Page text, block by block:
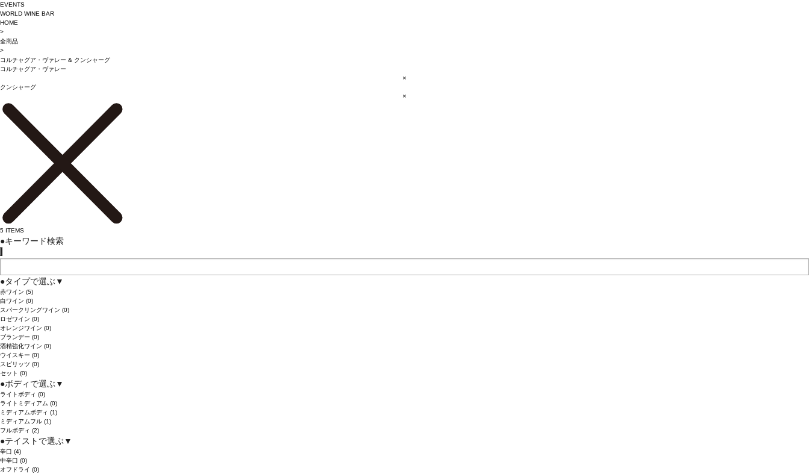
EVENTS
WORLD WINE BAR
HOME
>
全商品
>
コルチャグア・ヴァレー & クンシャーグ
コルチャグア・ヴァレー
×
クンシャーグ
×
5 ITEMS
●キーワード検索
●タイプで選ぶ ▼
赤ワイン (5)
白ワイン (0)
スパークリングワイン (0)
ロゼワイン (0)
オレンジワイン (0)
ブランデー (0)
酒精強化ワイン (0)
ウイスキー (0)
スピリッツ (0)
セット (0)
●ボディで選ぶ ▼
ライトボディ (0)
ライトミディアム (0)
ミディアムボディ (1)
ミディアムフル (1)
フルボディ (2)
●テイストで選ぶ ▼
辛口 (4)
中辛口 (0)
オフドライ (0)